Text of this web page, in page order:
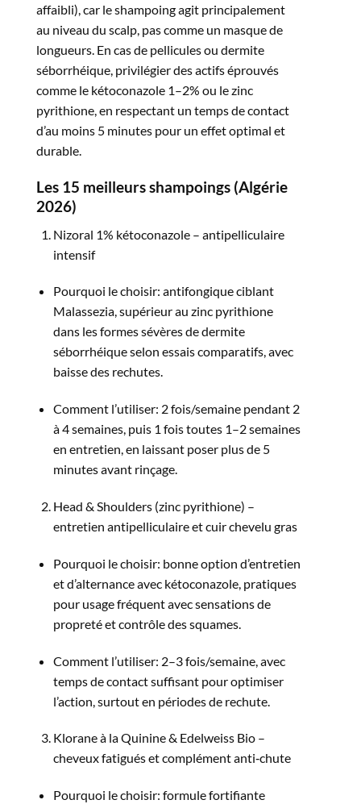
affaibli), car le shampoing agit principalement
au niveau du scalp, pas comme un masque de
longueurs. En cas de pellicules ou dermite
séborrhéique, privilégier des actifs éprouvés
comme le kétoconazole 1–2% ou le zinc
pyrithione, en respectant un temps de contact
d’au moins 5 minutes pour un effet optimal et
durable.​
Les 15 meilleurs shampoings (Algérie
2026)
Nizoral 1% kétoconazole – antipelliculaire
intensif
Pourquoi le choisir: antifongique ciblant
Malassezia, supérieur au zinc pyrithione
dans les formes sévères de dermite
séborrhéique selon essais comparatifs, avec
baisse des rechutes.​
Comment l’utiliser: 2 fois/semaine pendant 2
à 4 semaines, puis 1 fois toutes 1–2 semaines
en entretien, en laissant poser plus de 5
minutes avant rinçage.​
Head & Shoulders (zinc pyrithione) –
entretien antipelliculaire et cuir chevelu gras
Pourquoi le choisir: bonne option d’entretien
et d’alternance avec kétoconazole, pratiques
pour usage fréquent avec sensations de
propreté et contrôle des squames.​
Comment l’utiliser: 2–3 fois/semaine, avec
temps de contact suffisant pour optimiser
l’action, surtout en périodes de rechute.​
Klorane à la Quinine & Edelweiss Bio –
cheveux fatigués et complément anti‑chute
Pourquoi le choisir: formule fortifiante